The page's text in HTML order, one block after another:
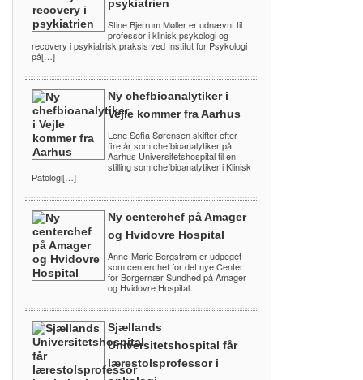
psykiatrien
Stine Bjerrum Møller er udnævnt til
professor i klinisk psykologi og
recovery i psykiatrisk praksis ved Institut for Psykologi
på[…]
Ny chefbioanalytiker i
Vejle kommer fra Aarhus
Lene Sofia Sørensen skifter efter
fire år som chefbioanalytiker på
Aarhus Universitetshospital til en
stilling som chefbioanalytiker i Klinisk
Patologi[…]
Ny centerchef på Amager
og Hvidovre Hospital
Anne-Marie Bergstrøm er udpeget
som centerchef for det nye Center
for Borgernær Sundhed på Amager
og Hvidovre Hospital.
Sjællands
Universitetshospital får
lærestolsprofessor i